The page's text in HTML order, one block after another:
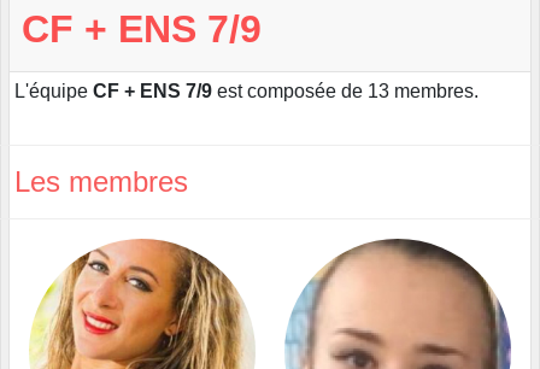
CF + ENS 7/9
L'équipe CF + ENS 7/9 est composée de 13 membres.
Les membres